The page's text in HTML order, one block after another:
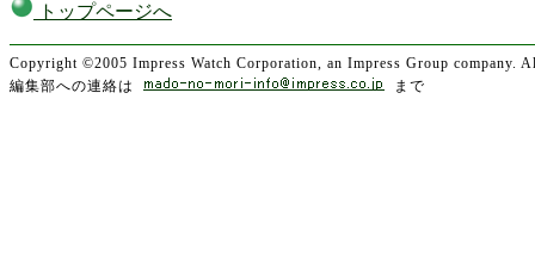
トップページへ
Copyright ©2005 Impress Watch Corporation, an Impress Group company.
編集部への連絡は
まで